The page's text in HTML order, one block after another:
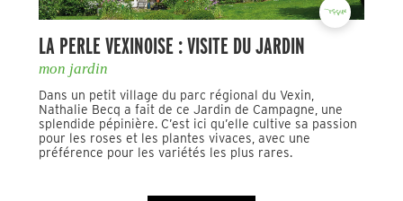
LA PERLE VEXINOISE : VISITE DU JARDIN
mon jardin
Dans un petit village du parc régional du Vexin,
Nathalie Becq a fait de ce Jardin de Campagne, une
splendide pépinière. C’est ici qu’elle cultive sa passion
pour les roses et les plantes vivaces, avec une
préférence pour les variétés les plus rares.